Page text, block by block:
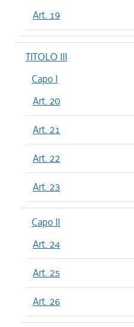
Art. 19
TITOLO III
Capo I
Art. 20
Art. 21
Art. 22
Art. 23
Capo II
Art. 24
Art. 25
Art. 26